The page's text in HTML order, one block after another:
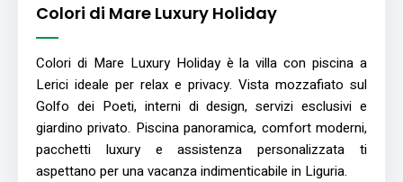
Colori di Mare Luxury Holiday
Colori di Mare Luxury Holiday è la villa con piscina a
Lerici ideale per relax e privacy. Vista mozzafiato sul
Golfo dei Poeti, interni di design, servizi esclusivi e
giardino privato. Piscina panoramica, comfort moderni,
pacchetti luxury e assistenza personalizzata ti
aspettano per una vacanza indimenticabile in Liguria.